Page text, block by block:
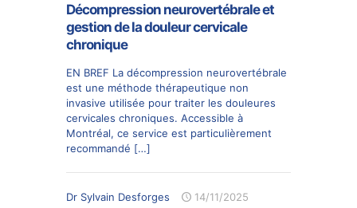
Décompression neurovertébrale et
gestion de la douleur cervicale
chronique
EN BREF La décompression neurovertébrale
est une méthode thérapeutique non
invasive utilisée pour traiter les douleures
cervicales chroniques. Accessible à
Montréal, ce service est particulièrement
recommandé […]
Dr Sylvain Desforges 14/11/2025